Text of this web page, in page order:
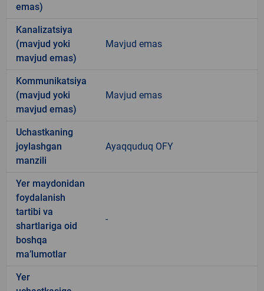
emas)
Kanalizatsiya
(mavjud yoki
mavjud emas)
Mavjud emas
Kommunikatsiya
(mavjud yoki
mavjud emas)
Mavjud emas
Uchastkaning
joylashgan
manzili
Ayaqquduq OFY
Yer maydonidan
foydalanish
tartibi va
shartlariga oid
boshqa
ma’lumotlar
-
Yer